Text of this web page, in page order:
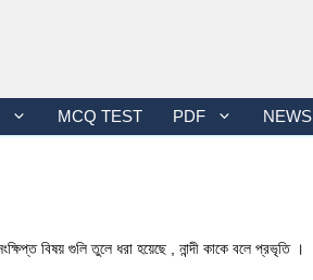
MCQ TEST PDF NEWS
বিষয় গুলি তুলে ধরা হয়েছে , নান্দী কাকে বলে প্রভৃতি ।